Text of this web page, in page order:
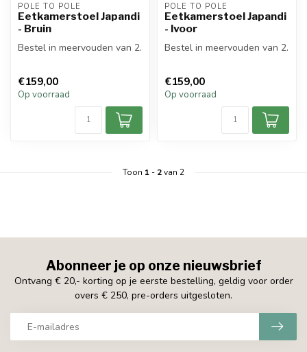
POLE TO POLE
Eetkamerstoel Japandi
- Bruin
Bestel in meervouden van 2.
€159,00
Op voorraad
POLE TO POLE
Eetkamerstoel Japandi
- Ivoor
Bestel in meervouden van 2.
€159,00
Op voorraad
Toon 1- 2van 2
Abonneer je op onze nieuwsbrief
Ontvang € 20,- korting op je eerste bestelling, geldig voor order
overs € 250, pre-orders uitgesloten.